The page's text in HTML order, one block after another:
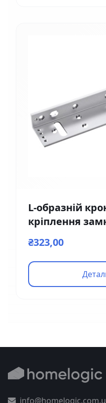
L-образній
кріплення
₴323,00